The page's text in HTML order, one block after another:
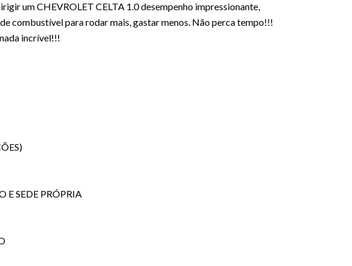
um CHEVROLET CELTA 1.0 desempenho impressionante,
combustível para rodar mais, gastar menos. Não perca tempo!!!
incrível!!!
E SEDE PRÓPRIA